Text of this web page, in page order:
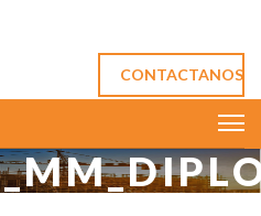
CONTACTANOS